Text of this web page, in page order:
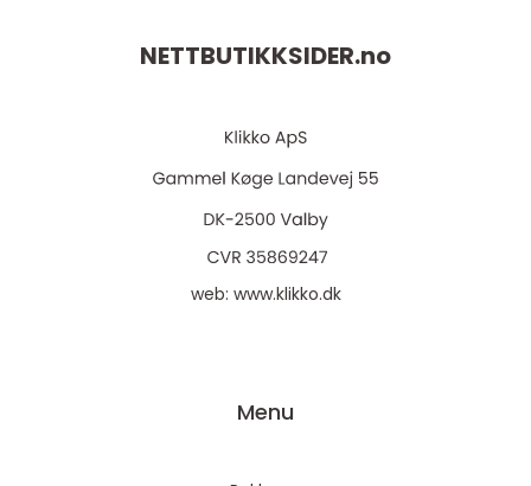
NETTBUTIKKSIDER.no
web: www.klikko.dk
Menu